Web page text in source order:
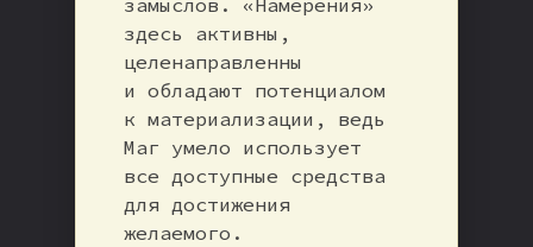
здесь активны,
целенаправленны
и обладают потенциалом
к материализации, ведь
Маг умело использует
все доступные средства
для достижения
желаемого.